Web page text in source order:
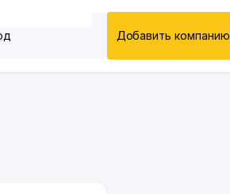
Добавить компанию